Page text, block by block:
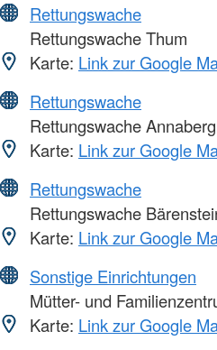
Rettungswache
Rettungswache Thum
Karte: Link zur Google
Rettungswache
Rettungswache Annaberg
Karte: Link zur Google
Rettungswache
Rettungswache
Karte: Link zur Google
Sonstige Einrichtungen
Mütter- und
Karte: Link zur Google